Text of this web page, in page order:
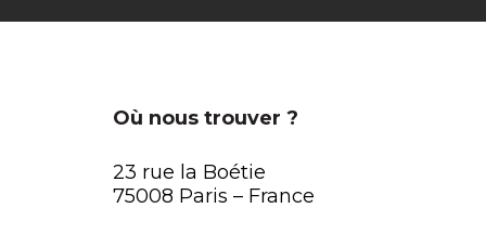
Où nous trouver ?
23 rue la Boétie
75008 Paris – France